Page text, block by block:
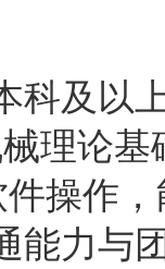
科及以
理论基
操作
能力与